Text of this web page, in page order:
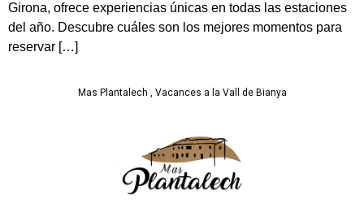
Girona, ofrece experiencias únicas en todas las estaciones
del año. Descubre cuáles son los mejores momentos para
reservar […]
Mas Plantalech , Vacances a la Vall de Bianya